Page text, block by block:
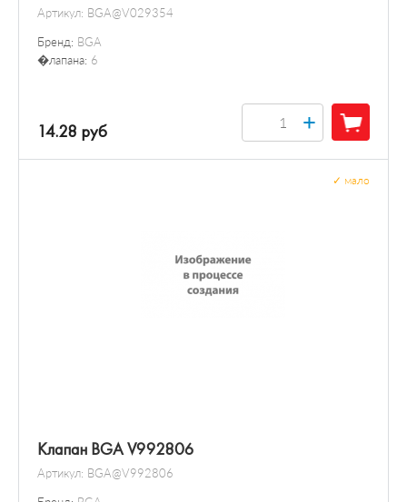
Артикул: BGA@V029354
Бренд: BGA
�лапана: 6
14.28 руб +
Клапан BGA V992806
Артикул: BGA@V992806
мало